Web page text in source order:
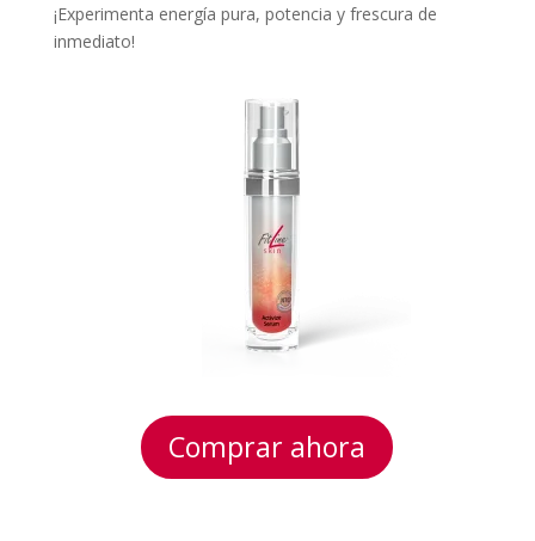
¡Experimenta energía pura, potencia y frescura de
inmediato!
Comprar ahora